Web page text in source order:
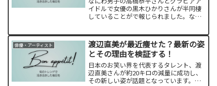
イドルで女優の黒木ひかりさんが半同棲
していることがで報じられました。なに
わかったのでしょうか？調べてみまし
た！
俳優・アーティスト
渡辺直美が最近痩せた？最新の姿
とその理由を検証する！
日本のお笑い界を代表するタレント、渡
辺直美さんが約20キロの減量に成功し、
その新しい姿が話題となっています。な